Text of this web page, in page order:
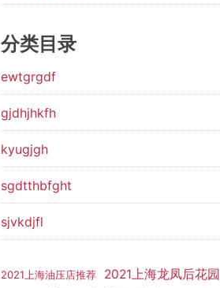
分类目录
ewtgrgdf
gjdhjhkfh
kyugjgh
sgdtthbfght
sjvkdjfl
2021上海油压店推荐 2021上海龙凤后花园